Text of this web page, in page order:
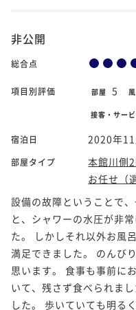
非公開
総合点
項目別評価 部屋 5
接客・サー
宿泊日 2020年
部屋タイプ
本館川側
お任せ（
設備の故障ということで
と、シャワーの水圧が非
た。 しかしそれ以外お風
満足できました。 のんび
思います。 食事も事前に
いて、残さず食べられま
した。 歩いていても明る